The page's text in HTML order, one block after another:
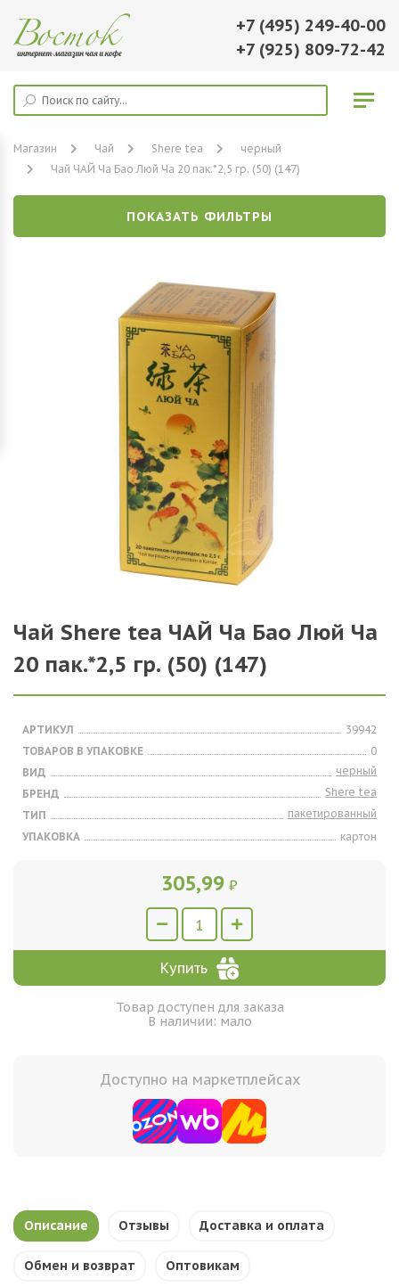
+7 (495) 249-40-00
+7 (925) 809-72-42
Магазин Чай Shere tea
черный
Чай ЧАЙ Ча Бао Люй Ча 20 пак.*2,5 гр. (50) (147)
ПОКАЗАТЬ ФИЛЬТРЫ
Чай Shere tea ЧАЙ Ча Бао Люй Ча
20 пак.*2,5 гр. (50) (147)
АРТИКУЛ
39942
ТОВАРОВ В УПАКОВКЕ
0
ВИД
черный
БРЕНД
Shere tea
ТИП
пакетированный
УПАКОВКА
картон
305,99 ₽
Купить
Товар доступен для заказа
В наличии: мало
Доступно на маркетплейсах
Описание Отзывы Доставка и оплата
Обмен и возврат Оптовикам